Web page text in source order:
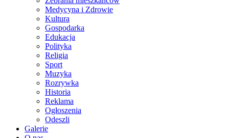
Medycyna i Zdrowie
Kultura
Gospodarka
Edukacja
Polityka
Religia
Sport
Muzyka
Rozrywka
Historia
Reklama
Ogłoszenia
Odeszli
Galerie